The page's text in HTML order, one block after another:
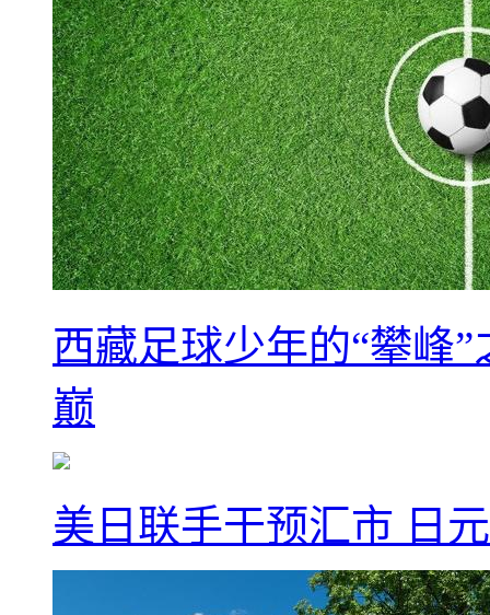
西藏足球少年的“攀峰
巅
美日联手干预汇市 日